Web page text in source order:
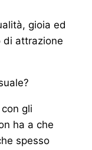
gioia ed
di attrazione
gli
ha a che
spesso